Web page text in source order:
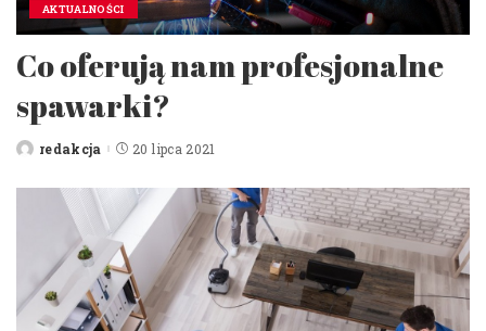
AKTUALNOŚCI
Co oferują nam profesjonalne
spawarki?
Postedredakcja 20 lipca 2021